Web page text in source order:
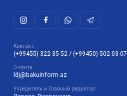
Контакт:
(+99455) 322-35-52 / (+99450) 502-03-07
Э-почта:
ldj@bakuinform.az
Учредитель и Главный редактор: